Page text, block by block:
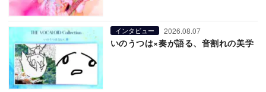
インタビュー 2026.08.07
いのうつは×奏が語る、音割れの美学